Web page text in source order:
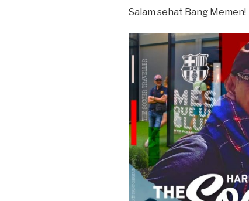
Salam sehat Bang Memen!